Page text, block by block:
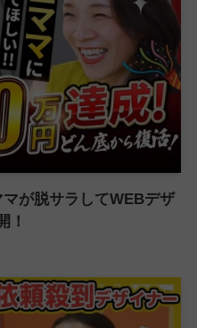
マが脱サラしてWEBデザ
！